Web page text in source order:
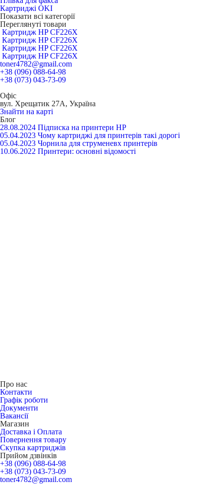
Картриджі OKI
Показати всі категорії
Переглянуті товари
Картридж HP CF226X
Картридж HP CF226X
Картридж HP CF226X
Картридж HP CF226X
toner4782@gmail.com
+38 (096) 088-64-98
+38 (073) 043-73-09
Офіс
вул. Хрещатик 27А, Україна
Знайти на карті
Блог
28.08.2024 Підписка на принтери HP
05.04.2023 Чому картриджі для принтерів такі дорогі
05.04.2023 Чорнила для струменевх принтерів
10.06.2022 Принтери: основні відомості
Про нас
Контакти
Графік роботи
Документи
Вакансії
Магазин
Доставка і Оплата
Повернення товару
Скупка картриджів
Прийом дзвінків
+38 (096) 088-64-98
+38 (073) 043-73-09
toner4782@gmail.com